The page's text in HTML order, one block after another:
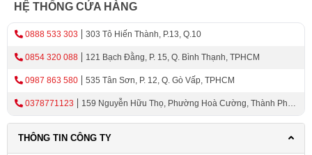
HỆ THỐNG CỬA HÀNG
0888 533 303 303 Tô Hiến Thành, P.13, Q.10
0854 320 088 121 Bạch Đằng, P. 15, Q. Bình Thạnh, TPHCM
0987 863 580 535 Tân Sơn, P. 12, Q. Gò Vấp, TPHCM
0378771123
159 Nguyễn Hữu Thọ, Phường Hoà Cường, Thành Phố
THÔNG TIN CÔNG TY